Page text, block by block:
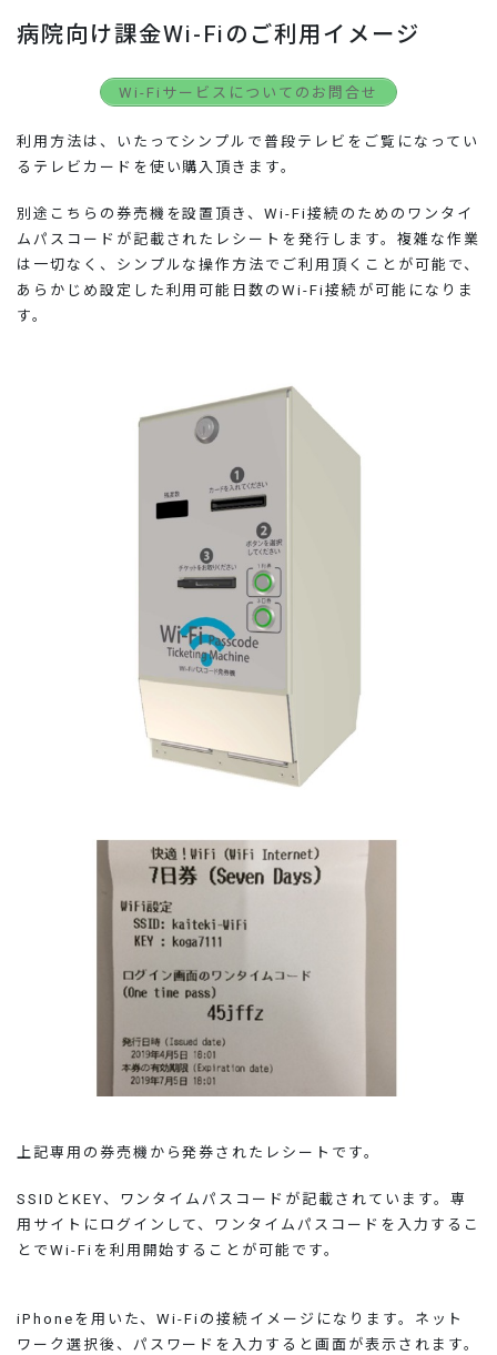
病院向け課金Wi-Fiのご利用イメージ
Wi-Fiサービスについてのお問合せ
利用方法は、いたってシンプルで普段テレビをご覧になってい
るテレビカードを使い購入頂きます。
別途こちらの券売機を設置頂き、Wi-Fi接続のためのワンタイ
ムパスコードが記載されたレシートを発行します。複雑な作業
は一切なく、シンプルな操作方法でご利用頂くことが可能で、
あらかじめ設定した利用可能日数のWi-Fi接続が可能になりま
す。
上記専用の券売機から発券されたレシートです。
SSIDとKEY、ワンタイムパスコードが記載されています。専
用サイトにログインして、ワンタイムパスコードを入力するこ
とでWi-Fiを利用開始することが可能です。
iPhoneを用いた、Wi-Fiの接続イメージになります。ネット
ワーク選択後、パスワードを入力すると画面が表示されます。